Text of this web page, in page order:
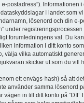
postadress”). Informationen i
i landet som vi
lösenord och din e-
under
forumledningens val. Du
information i ditt konto
välja vilka automatiskt
skickar ut som du vill
ett envägs-hash) så att
använder samma lösenord
vägen in till ditt konto på “DIF